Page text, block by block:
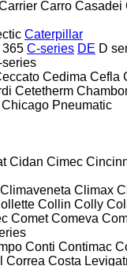
Carro Casadei
Caterpillar
365 C-series DE D
series
Cedima Cefla
Cetetherm
Chicago Pneumatic
Cidan Cimec
Climaveneta Climax
Collin Colly
Comet Comeva
Conti Contimac
Correa Costa